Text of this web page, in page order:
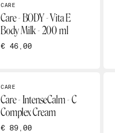
CARE
Care - BODY - Vita E
Body Milk - 200 ml
€ 46,00
CARE
Care - IntenseCalm - C
Complex Cream
€ 89,00